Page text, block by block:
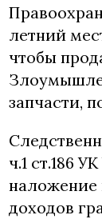
летний
чтобы
запчасти,
ч.1 ст.186
наложение
доходов